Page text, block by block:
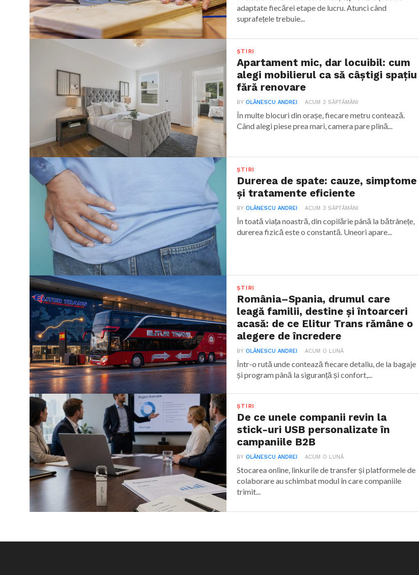
adaptate fiecărei etape de lucru. Atunci când
suprafețele trebuie...
ȘTIRI
Apartament mic, dar locuibil: cum
alegi mobilierul ca să câștigi spațiu
fără renovare
BYOLĂNESCU ANDREI ACUM 3 SĂPTĂMÂNI
În multe blocuri din orașe, fiecare metru contează.
Când alegi piese prea mari, camera pare plină...
ȘTIRI
Durerea de spate: cauze, simptome
și tratamente eficiente
BYOLĂNESCU ANDREI ACUM 3 SĂPTĂMÂNI
În toată viața noastră, din copilărie până la bătrânețe,
durerea fizică este o constantă. Uneori apare...
ȘTIRI
România–Spania, drumul care
leagă familii, destine și întoarceri
acasă: de ce Elitur Trans rămâne o
alegere de încredere
BYOLĂNESCU ANDREI ACUM O LUNĂ
Într-o rută unde contează fiecare detaliu, de la bagaje
și program până la siguranță și confort,...
ȘTIRI
De ce unele companii revin la
stick-uri USB personalizate în
campaniile B2B
BYOLĂNESCU ANDREI ACUM O LUNĂ
Stocarea online, linkurile de transfer și platformele de
colaborare au schimbat modul în care companiile
trimit...